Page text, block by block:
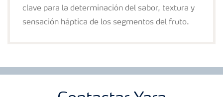
clave para la determinación del sabor, textura y
sensación háptica de los segmentos del fruto.